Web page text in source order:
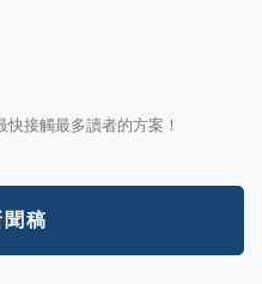
接觸最多讀者的方案！
稿